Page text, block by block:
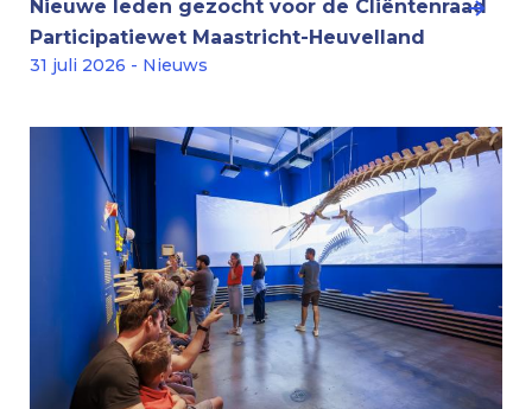
Nieuwe leden gezocht voor de Cliëntenraad
Participatiewet Maastricht-Heuvelland
31 juli 2026 - Nieuws